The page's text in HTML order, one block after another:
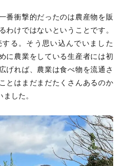
番衝撃的だったのは農産物を販
わけではないということです。
る。そう思い込んでいました
に農業をしている生産者には初
げれば、農業は食べ物を流通さ
とはまだまだたくさんあるのか
した。